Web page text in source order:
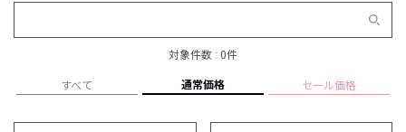
対象件数 : 0件
すべて 通常価格 セール価格